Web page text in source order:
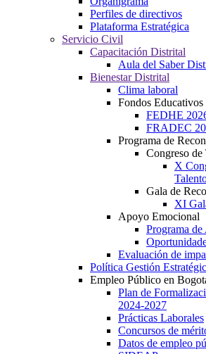
Perfiles de directivos
Plataforma Estratégica
Servicio Civil
Capacitación Distrital
Aula del Saber
Bienestar Distrital
Clima laboral
Fondos Educativos
FEDHE
FRADEC
Programa de
Congreso
X
Gala de
XI
Apoyo Emocional
Programa
Evaluación de
Política Gestión
Empleo Público en
Plan de
2024-2027
Prácticas Laborales
Concursos de
Datos de empleo